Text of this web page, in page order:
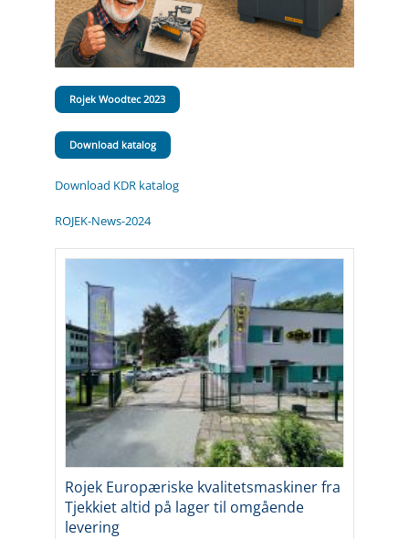
Rojek Woodtec 2023
Download katalog
Download KDR katalog
ROJEK-News-2024
Rojek Europæriske kvalitetsmaskiner fra
Tjekkiet altid på lager til omgående
levering